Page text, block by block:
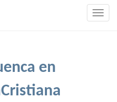
en